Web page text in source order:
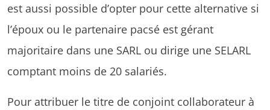
est aussi possible d’opter pour cette alternative si
l’époux ou le partenaire pacsé est gérant
majoritaire dans une SARL ou dirige une SELARL
comptant moins de 20 salariés.
Pour attribuer le titre de conjoint collaborateur à